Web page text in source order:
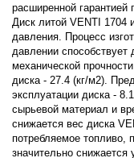
расширенной гарантией
Диск литой VENTI 1704
давления. Процесс
давлении способствует
механической
диска - 27.4 (кг/м2).
эксплуатации диска -
сырьевой материал и
снижается вес диска
потребляемое топливо,
значительно снижается